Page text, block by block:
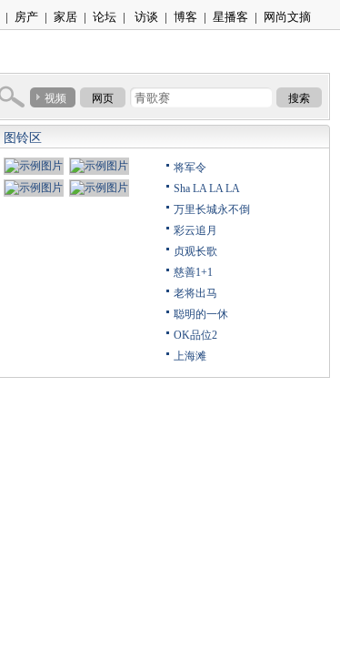
| 房产 | 家居 | 论坛 | 访谈 | 博客 | 星播客 | 网尚文摘
视频 网页 搜索
图铃区
将军令
Sha LA LA LA
万里长城永不倒
彩云追月
贞观长歌
慈善1+1
老将出马
聪明的一休
OK品位2
上海滩